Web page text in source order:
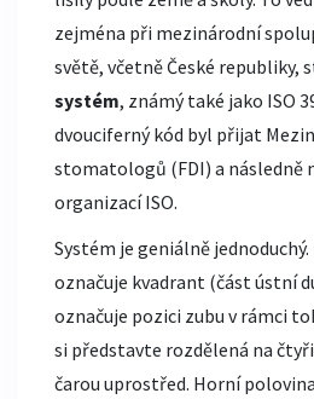
zejména při mezinárodní
světě, včetně České republiky,
systém, známý také jako ISO
dvouciferný kód byl přijat
stomatologů (FDI) a následně
organizací ISO.
Systém je geniálně
označuje kvadrant (část ústní
označuje pozici zubu v rámci
si představte rozdělená na
čarou uprostřed. Horní